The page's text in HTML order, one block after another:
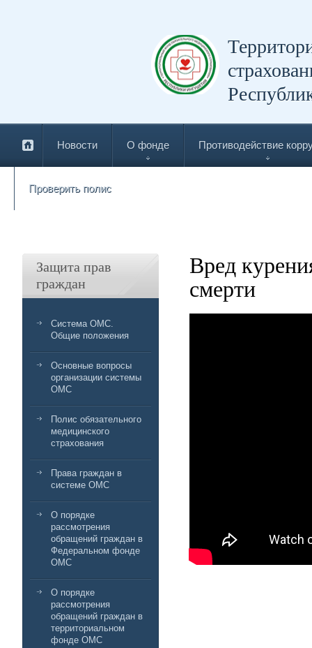
Новости О фонде Противодействие
Проверить полис
Защита прав
граждан
Система ОМС.
Общие положения
Основные вопросы
организации системы
ОМС
Полис обязательного
медицинского
страхования
Права граждан в
системе ОМС
О порядке
рассмотрения
обращений граждан в
Федеральном фонде
ОМС
О порядке
рассмотрения
обращений граждан в
территориальном
фонде ОМС
Вред
смерти